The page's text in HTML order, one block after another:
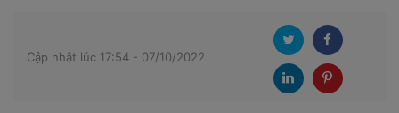
Cập nhật lúc 17:54 - 07/10/2022